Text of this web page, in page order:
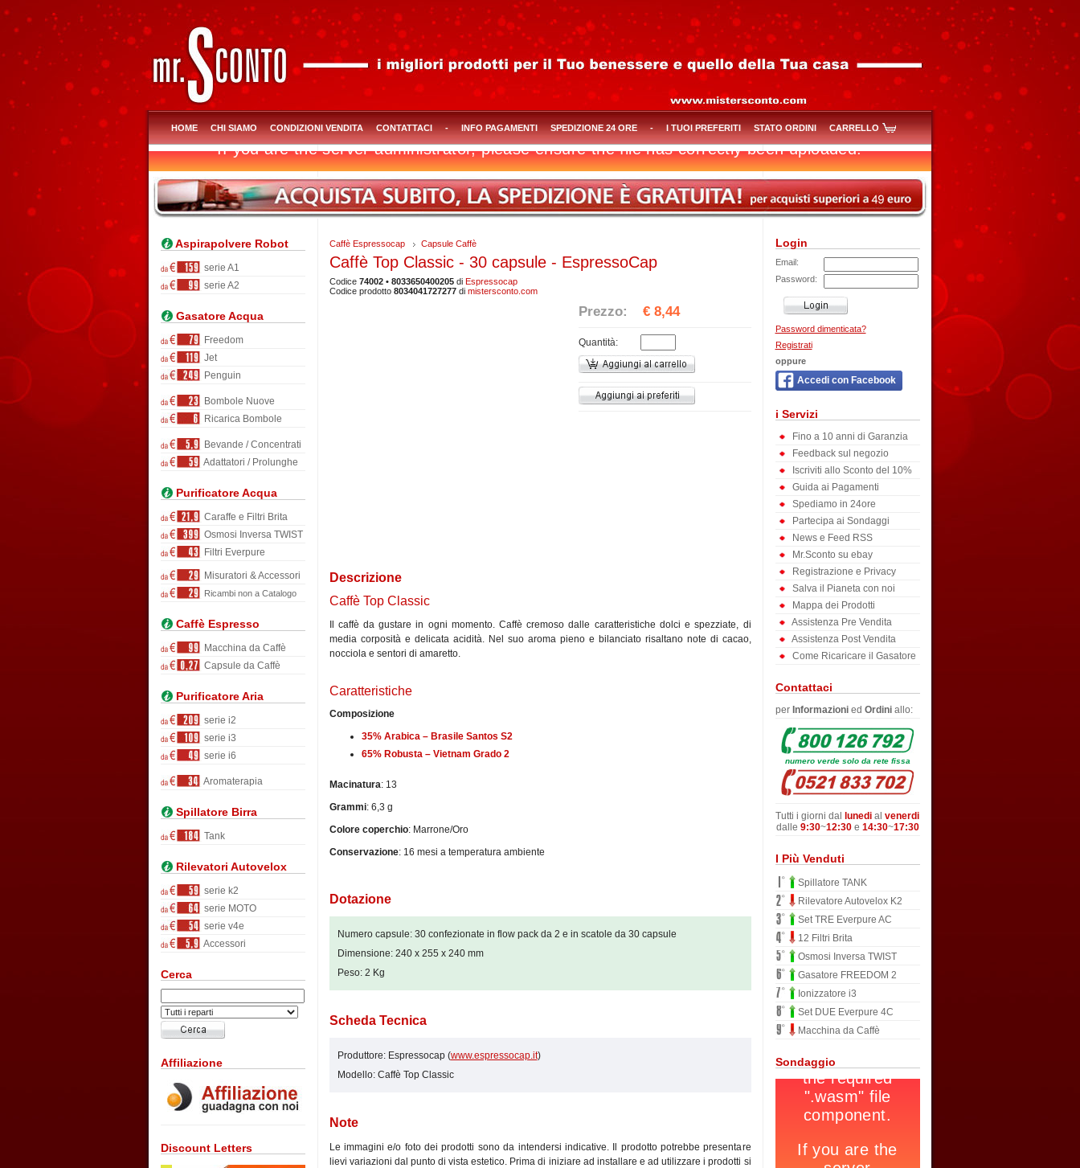
HOME CHI SIAMO CONDIZIONI VENDITA CONTATTACI - INFO PAGAMENTI SPEDIZIONE 24 ORE - I TUOI PREFERITI STATO ORDINI CARRELLO
Aspirapolvere Robot
serie A1
serie A2
Gasatore Acqua
Freedom
Jet
Penguin
Bombole Nuove
Ricarica Bombole
Bevande / Concentrati
Adattatori / Prolunghe
Purificatore Acqua
Caraffe e Filtri Brita
Osmosi Inversa TWIST
Filtri Everpure
Misuratori & Accessori
Ricambi non a Catalogo
Caffè Espresso
Macchina da Caffè
Capsule da Caffè
Purificatore Aria
serie i2
serie i3
serie i6
Aromaterapia
Spillatore Birra
Tank
Rilevatori Autovelox
serie k2
serie MOTO
serie v4e
Accessori
Cerca
Affiliazione
Discount Letters
Caffè Espressocap Capsule Caffè
Caffè Top Classic - 30 capsule - EspressoCap
Codice 74002 • 8033650400205di Espressocap
Codice prodotto8034041727277di mistersconto.com
Prezzo: € 8,44
Quantità:
Descrizione
Caffè Top Classic
Il caffè da gustare in ogni momento. Caffè cremoso dalle caratteristiche dolci e spezziate, di
media corposità e delicata acidità. Nel suo aroma pieno e bilanciato risaltano note di cacao,
nocciola e sentori di amaretto.
Caratteristiche
Composizione
35% Arabica – Brasile Santos S2
65% Robusta – Vietnam Grado 2
Macinatura: 13
Grammi: 6,3 g
Colore coperchio: Marrone/Oro
Conservazione: 16 mesi a temperatura ambiente
Dotazione
Numero capsule: 30 confezionate in flow pack da 2 e in scatole da 30 capsule
Dimensione: 240 x 255 x 240 mm
Peso: 2 Kg
Scheda Tecnica
Produttore: Espressocap (www.espressocap.it)
Modello: Caffè Top Classic
Note
Le immagini e/o foto dei prodotti sono da intendersi indicative. Il prodotto potrebbe presentare
lievi variazioni dal punto di vista estetico. Prima di iniziare ad installare e ad utilizzare i prodotti si
Login
Email:
Password:
Password dimenticata?
Registrati
oppure
Accedi con Facebook
i Servizi
Fino a 10 anni di Garanzia
Feedback sul negozio
Iscriviti allo Sconto del 10%
Guida ai Pagamenti
Spediamo in 24ore
Partecipa ai Sondaggi
News e Feed RSS
Mr.Sconto su ebay
Registrazione e Privacy
Salva il Pianeta con noi
Mappa dei Prodotti
Assistenza Pre Vendita
Assistenza Post Vendita
Come Ricaricare il Gasatore
Contattaci
per Informazionied Ordiniallo:
numero verde solo da rete fissa
Tutti i giorni dal lunedial venerdi
dalle 9:30~12:30e 14:30~17:30
I Più Venduti
Spillatore TANK
Rilevatore Autovelox K2
Set TRE Everpure AC
12 Filtri Brita
Osmosi Inversa TWIST
Gasatore FREEDOM 2
Ionizzatore i3
Set DUE Everpure 4C
Macchina da Caffè
Sondaggio